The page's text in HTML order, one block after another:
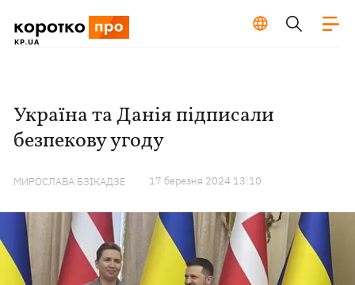
Україна та Данія підписали
безпекову угоду
МИРОСЛАВА БЗІКАДЗЕ 17 березня 2024 13:10